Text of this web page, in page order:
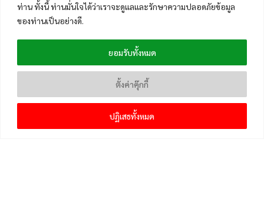
ท่าน ทั้งนี้ ท่านมั่นใจได้ว่าเราจะดูแลและรักษาความปลอดภัยข้อมูล
ของท่านเป็นอย่างดี.
ตั้งค่าคุ๊กกี้
ปฏิเสธทั้งหมด
ยอมรับทั้งหมด